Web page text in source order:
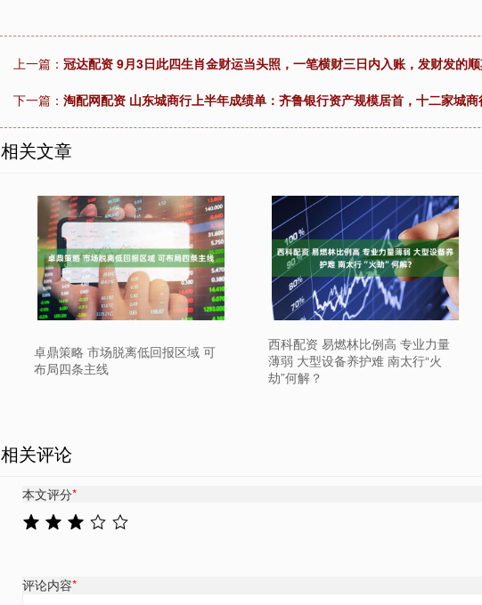
上一篇： 冠达配资 9月3日此四生肖金财运当头照，一笔横财三日内入账，发财发的
下一篇： 淘配网配资 山东城商行上半年成绩单：齐鲁银行资产规模居首，十二家城
相关文章
卓鼎策略 市场脱离低回报区域 可
布局四条主线
西科配资 易燃林比例高 专业力量
薄弱 大型设备养护难 南太行“火
劫”何解？
相关评论
本文评分*
评论内容*